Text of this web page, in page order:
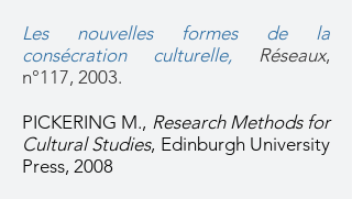
Les nouvelles formes de la
consécration culturelle,
Réseaux,
n°117, 2003.
PICKERING M., Research Methods for
Cultural Studies, Edinburgh University
Press, 2008